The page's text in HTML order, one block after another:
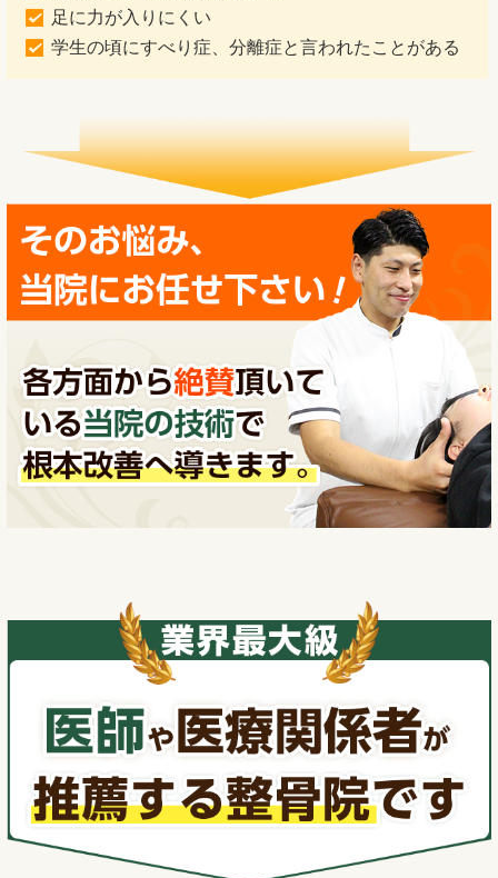
足に力が入りにくい
学生の頃にすべり症、分離症と言われたことがある